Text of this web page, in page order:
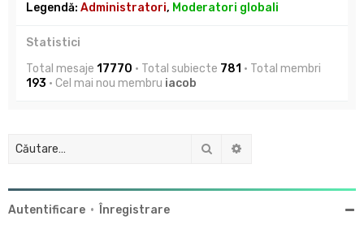
Legendă: Administratori, Moderatori globali
Statistici
Total mesaje 17770 • Total subiecte 781 • Total membri
193 • Cel mai nou membru iacob
Căutare
Autentificare • Înregistrare